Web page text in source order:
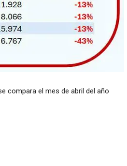
compara el mes de abril del año